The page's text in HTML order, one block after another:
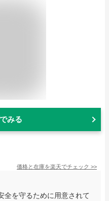
みる
価格と在庫を楽天でチェック >>
全を守るために用意されて